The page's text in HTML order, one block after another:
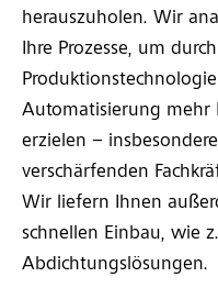
herauszuholen. Wir
Ihre Prozesse, um
Automatisierung mehr
erzielen –
verschärfenden
Wir liefern Ihnen
schnellen Einbau, wie
Abdichtungslösungen.